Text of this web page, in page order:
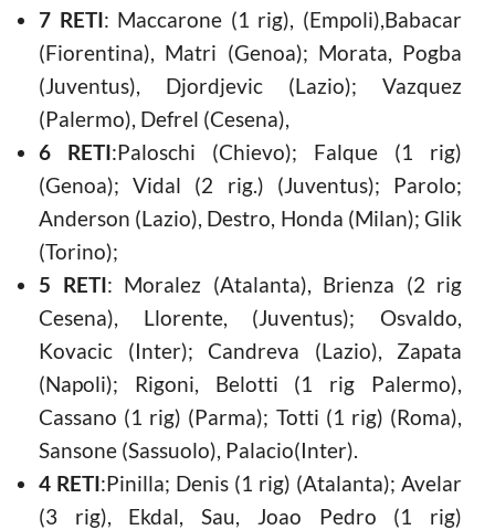
7 RETI: Maccarone (1 rig), (Empoli),Babacar
(Fiorentina), Matri (Genoa); Morata, Pogba
(Juventus), Djordjevic (Lazio); Vazquez
(Palermo), Defrel (Cesena),
6 RETI:Paloschi (Chievo); Falque (1 rig)
(Genoa); Vidal (2 rig.) (Juventus); Parolo;
Anderson (Lazio), Destro, Honda (Milan); Glik
(Torino);
5 RETI: Moralez (Atalanta), Brienza (2 rig
Cesena), Llorente, (Juventus); Osvaldo,
Kovacic (Inter); Candreva (Lazio), Zapata
(Napoli); Rigoni, Belotti (1 rig Palermo),
Cassano (1 rig) (Parma); Totti (1 rig) (Roma),
Sansone (Sassuolo), Palacio(Inter).
4 RETI:Pinilla; Denis (1 rig) (Atalanta); Avelar
(3 rig), Ekdal, Sau, Joao Pedro (1 rig)